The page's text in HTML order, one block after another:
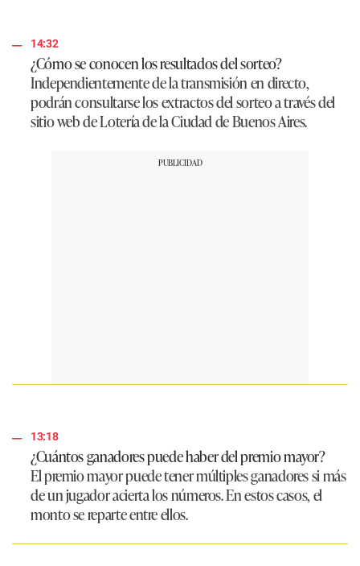
14:32
¿Cómo se conocen los resultados del sorteo?
Independientemente de la transmisión en directo,
podrán consultarse los extractos del sorteo a través del
sitio web de Lotería de la Ciudad de Buenos Aires.
13:18
¿Cuántos ganadores puede haber del premio mayor?
El premio mayor puede tener múltiples ganadores si más
de un jugador acierta los números. En estos casos, el
monto se reparte entre ellos.